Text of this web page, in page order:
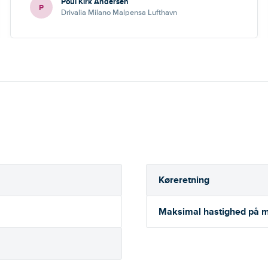
P Drivalia Milano Malpensa Lufthavn
Køreretning
Maksimal hastighed på